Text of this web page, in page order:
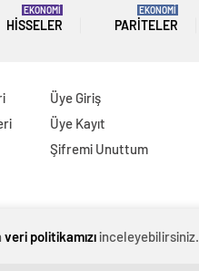
HISSELER
EKONOMİ
PARITELER
EKONOMİ
Üye Giriş
Üye Kayıt
Şifremi Unuttum
veri politikamızıinceleyebilirsiniz.